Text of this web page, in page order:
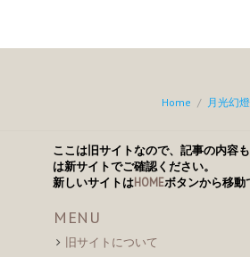
Home / 月光幻
ここは旧サイトなので、記事の内容
は新サイトでご確認ください。
新しいサイトはHOMEボタンから移動
MENU
旧サイトについて